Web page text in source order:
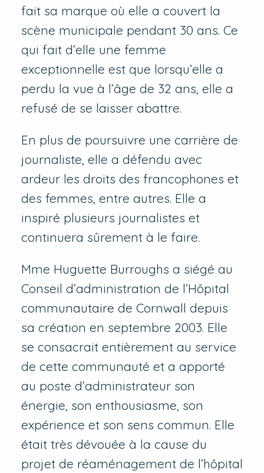
fait sa marque où elle a couvert la
scène municipale pendant 30 ans. Ce
qui fait d’elle une femme
exceptionnelle est que lorsqu’elle a
perdu la vue à l’âge de 32 ans, elle a
refusé de se laisser abattre.
En plus de poursuivre une carrière de
journaliste, elle a défendu avec
ardeur les droits des francophones et
des femmes, entre autres. Elle a
inspiré plusieurs journalistes et
continuera sûrement à le faire.
Mme Huguette Burroughs a siégé au
Conseil d’administration de l’Hôpital
communautaire de Cornwall depuis
sa création en septembre 2003. Elle
se consacrait entièrement au service
de cette communauté et a apporté
au poste d’administrateur son
énergie, son enthousiasme, son
expérience et son sens commun. Elle
était très dévouée à la cause du
projet de réaménagement de l’hôpital